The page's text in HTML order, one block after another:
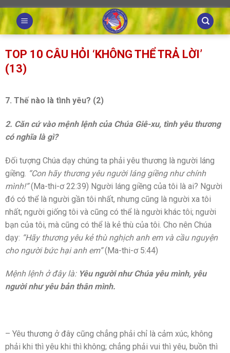
Skip
to
content
TOP 10 CÂU HỎI ‘KHÔNG THỂ TRẢ LỜI’
(13)
7. Thế nào là tình yêu? (2)
2. Căn cứ vào mệnh lệnh của Chúa Giê-xu, tình yêu thương
có nghĩa là gì?
Đối tượng Chúa dạy chúng ta phải yêu thương là người láng
giềng. “Con hãy thương yêu người láng giềng như chính
mình!”(Ma-thi-ơ 22:39) Người láng giềng của tôi là ai? Người
đó có thể là người gần tôi nhất, nhưng cũng là người xa tôi
nhất; người giống tôi và cũng có thể là người khác tôi; người
bạn của tôi, mà cũng có thể là kẻ thù của tôi. Cho nên Chúa
dạy: “Hãy thương yêu kẻ thù nghịch anh em và cầu nguyện
cho người bức hại anh em”(Ma-thi-ơ 5:44)
Mệnh lệnh ở đây là: Yêu người như Chúa yêu mình, yêu
người như yêu bản thân mình.
– Yêu thương ở đây cũng chẳng phải chỉ là cảm xúc, không
phải khi thì yêu khi thì không; chẳng phải vui thì yêu, buồn thì